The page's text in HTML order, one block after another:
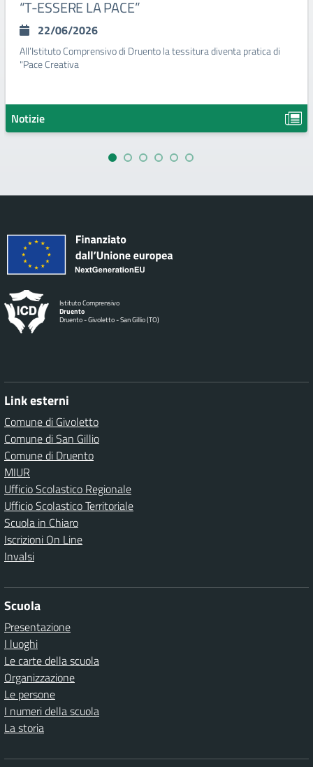
“T-ESSERE LA PACE”
22/06/2026
All’Istituto Comprensivo di Druento la tessitura diventa pratica di
"Pace Creativa
Notizie
Istituto Comprensivo
Druento
Druento - Givoletto - San Gillio (TO)
Link esterni
Comune di Givoletto
Comune di San Gillio
Comune di Druento
MIUR
Ufficio Scolastico Regionale
Ufficio Scolastico Territoriale
Scuola in Chiaro
Iscrizioni On Line
Invalsi
Scuola
Presentazione
I luoghi
Le carte della scuola
Organizzazione
Le persone
I numeri della scuola
La storia